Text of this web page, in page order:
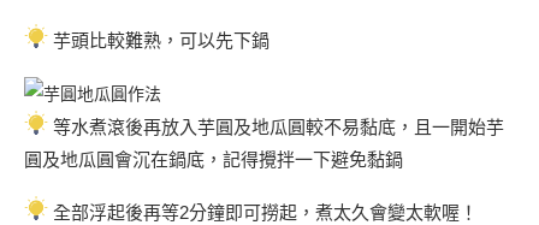
芋頭比較難熟，可以先下鍋
等水煮滾後再放入芋圓及地瓜圓較不易黏底，且一開始芋
圓及地瓜圓會沉在鍋底，記得攪拌一下避免黏鍋
全部浮起後再等2分鐘即可撈起，煮太久會變太軟喔！